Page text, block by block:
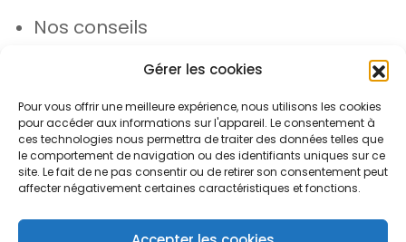
Gérer les cookies
Pour vous offrir une meilleure expérience, nous utilisons les cookies
pour accéder aux informations sur l'appareil. Le consentement à
ces technologies nous permettra de traiter des données telles que
le comportement de navigation ou des identifiants uniques sur ce
site. Le fait de ne pas consentir ou de retirer son consentement peut
affecter négativement certaines caractéristiques et fonctions.
Nos conseils
Nos actualités
Rejoignez l’équipe